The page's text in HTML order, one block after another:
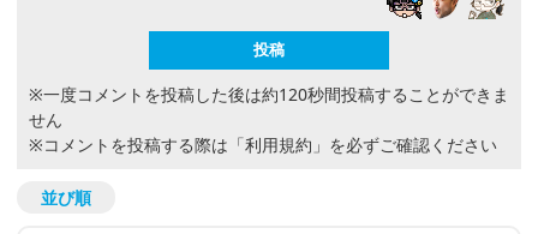
※一度コメントを投稿した後は約120秒間投稿することができま
せん
※コメントを投稿する際は 「利用規約」 を必ずご確認ください
並び順